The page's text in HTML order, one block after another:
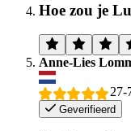
Hoe zou je
Anne-Lies
27-
Geverifieerd